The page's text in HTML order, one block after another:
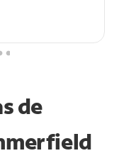
de